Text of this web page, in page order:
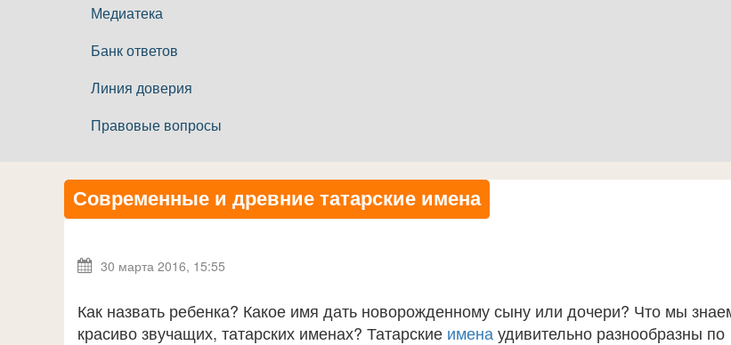
Медиатека
Банк ответов
Линия доверия
Правовые вопросы
Современные и древние татарские имена
30 марта 2016, 15:55
Как назвать ребенка? Какое имя дать новорожденному сыну или дочери? Что мы
красиво звучащих, татарских именах? Татарские имена удивительно разнообразны по